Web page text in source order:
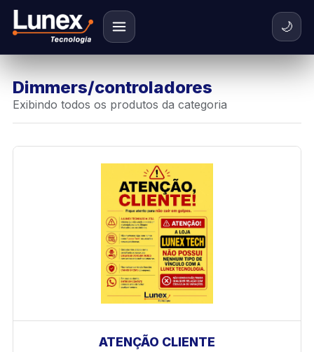
🌙
Dimmers/controladores
Exibindo todos os produtos da categoria
ATENÇÃO CLIENTE